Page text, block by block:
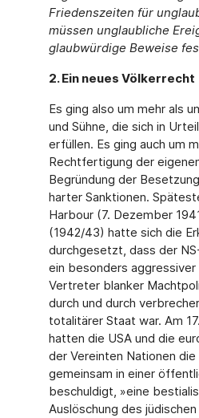
Friedenszeiten für
müssen unglaubliche
glaubwürdige Beweise
2. Ein neues Völkerrecht
Es ging also um mehr als
und Sühne, die sich in
erfüllen. Es ging auch um
Rechtfertigung der
Begründung der
harter Sanktionen.
Harbour (7. Dezember
(1942/43) hatte sich die
durchgesetzt, dass der
ein besonders aggressiver
Vertreter blanker
durch und durch
totalitärer Staat war. Am
hatten die USA und die
der Vereinten Nationen
gemeinsam in einer
beschuldigt, »eine
Auslöschung des